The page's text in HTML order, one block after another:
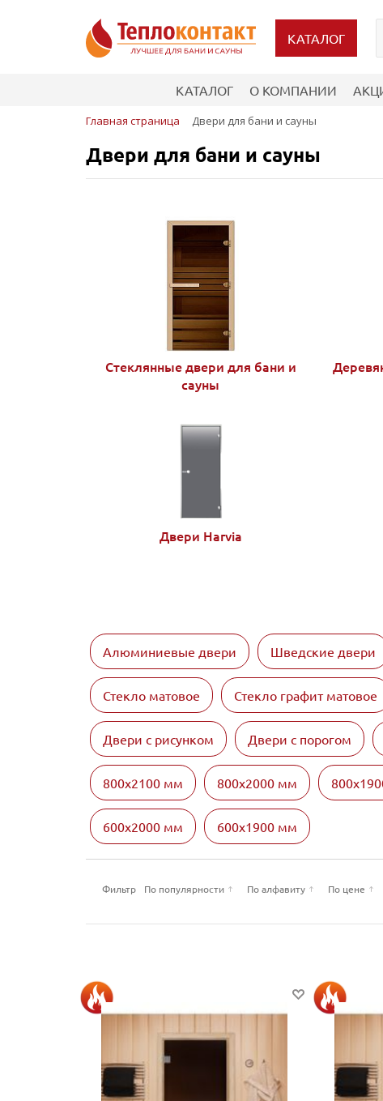
КАТАЛОГ
КАТАЛОГ О КОМПАНИИ
Главная страница Двери для бани и сауны
Двери для бани и сауны
Стеклянные двери для бани и
сауны
Двери Harvia
Алюминиевые двери Шведские двери
Стекло матовое Стекло графит матовое
Двери с рисунком Двери с порогом
800х2100 мм 800х2000 мм
600х2000 мм 600х1900 мм
Фильтр По популярности По алфавиту По цене